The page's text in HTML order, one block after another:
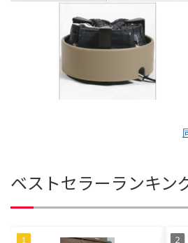
ベストセラーランキン